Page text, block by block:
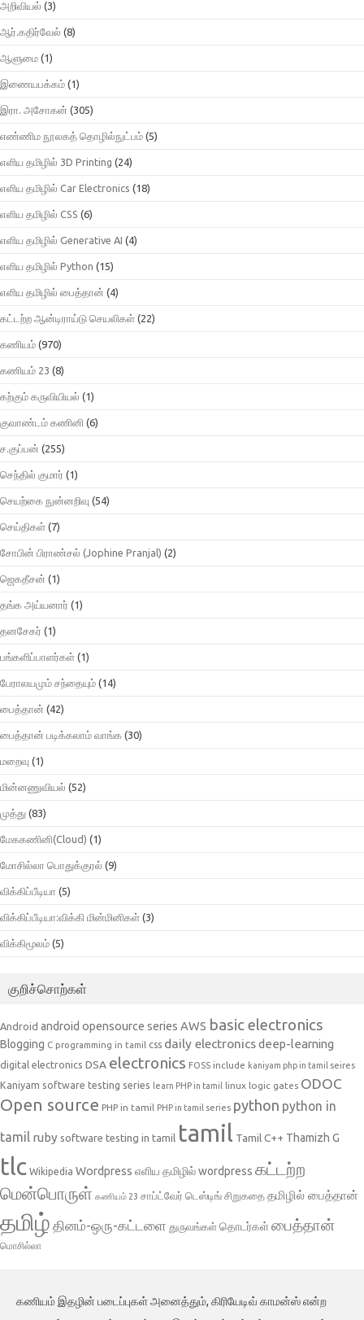
அறிவியல் (3)
ஆர்.கதிர்வேல் (8)
ஆளுமை (1)
இணையபக்கம் (1)
இரா. அசோகன் (305)
எண்ணிம நூலகத் தொழில்நுட்பம் (5)
எளிய தமிழில் 3D Printing (24)
எளிய தமிழில் Car Electronics (18)
எளிய தமிழில் CSS (6)
எளிய தமிழில் Generative AI (4)
எளிய தமிழில் Python (15)
எளிய தமிழில் பைத்தான் (4)
கட்டற்ற ஆன்டிராய்டு செயலிகள் (22)
கணியம் (970)
கணியம் 23 (8)
கற்கும் கருவியியல் (1)
குவாண்டம் கணினி (6)
ச.குப்பன் (255)
செந்தில் குமார் (1)
செயற்கை நுன்னறிவு (54)
செய்திகள் (7)
சோபின் பிராண்சல் (Jophine Pranjal) (2)
ஜெகதீசன் (1)
தங்க அய்யனார் (1)
தனசேகர் (1)
பங்களிப்பாளர்கள் (1)
பேராலயமும் சந்தையும் (14)
பைத்தான் (42)
பைத்தான் படிக்கலாம் வாங்க (30)
மறைவு (1)
மின்னணுவியல் (52)
முத்து (83)
மேககணினி(Cloud) (1)
மோசில்லா பொதுக்குரல் (9)
விக்கிப்பீடியா (5)
விக்கிப்பீடியா:விக்கி மின்மினிகள் (3)
விக்கிமூலம் (5)
குறிச்சொற்கள்
Android android opensource series AWS basic electronics
Blogging C programming in tamil css daily electronicsdeep-learning
digital electronics DSA electronics FOSS include kaniyam php in tamil seires
Kaniyam software testing series learn PHP in tamil linux logic gates ODOC
Open source PHP in tamil PHP in tamil series python python in
tamil ruby software testing in tamil tamil Tamil C++ Thamizh G
tlc Wikipedia Wordpress எளிய தமிழில் wordpress கட்டற்ற
மென்பொருள் கணியம் 23 சாப்ட்வேர் டெஸ்டிங் சிறுகதை தமிழில் பைத்தான்
தமிழ் தினம்-ஒரு-கட்டளை துருவங்கள் தொடர்கள்பைத்தான்
மொசில்லா
கணியம் இதழின் படைப்புகள் அனைத்தும், கிரியேடிவ் காமன்ஸ் என்ற